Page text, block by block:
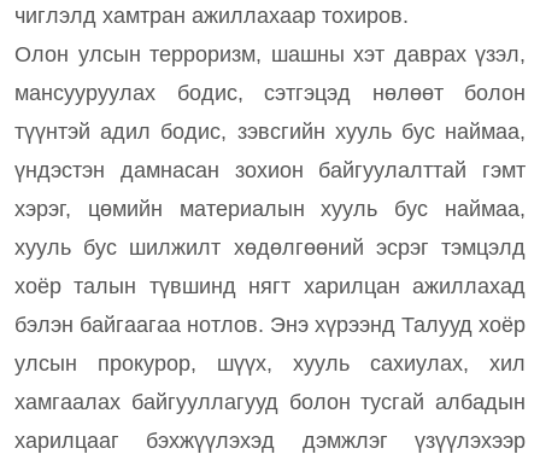
чиглэлд хамтран ажиллахаар тохиров.
Олон улсын терроризм, шашны хэт даврах үзэл,
мансууруулах бодис, сэтгэцэд нөлөөт болон
түүнтэй адил бодис, зэвсгийн хууль бус наймаа,
үндэстэн дамнасан зохион байгуулалттай гэмт
хэрэг, цөмийн материалын хууль бус наймаа,
хууль бус шилжилт хөдөлгөөний эсрэг тэмцэлд
хоёр талын түвшинд нягт харилцан ажиллахад
бэлэн байгаагаа нотлов. Энэ хүрээнд Талууд хоёр
улсын прокурор, шүүх, хууль сахиулах, хил
хамгаалах байгууллагууд болон тусгай албадын
харилцааг бэхжүүлэхэд дэмжлэг үзүүлэхээр